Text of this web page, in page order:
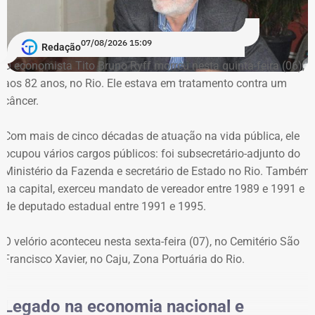
em CDB que somam R$ 79.784,67.
Na eleição municipal de 2024, o então candidato
declarou uma casa de R$ 2 milhões, um apartamento de
R$ 600 mil, um terreno de R$ 85 mil, um automóvel de R$
410 mil, além de recursos em poupança, contas correntes
Já em 2020, quando concorreu pela primeira vez ao
cargo de vereador e terminou como suplente pelo
Patriota, o patrimônio declarado era composto apenas
por R$ 48 mil em poupança e R$ 12 mil em conta
Redação07/08/2026 15:09
O economista Tito Bruno Ryff morreu nesta quinta-feira (06),
aos 82 anos, no Rio. Ele estava em tratamento contra um
câncer.
Com mais de cinco décadas de atuação na vida pública, ele
ocupou vários cargos públicos: foi subsecretário-adjunto do
Ministério da Fazenda e secretário de Estado no Rio. Também
na capital, exerceu mandato de vereador entre 1989 e 1991 e
de deputado estadual entre 1991 e 1995.
O velório aconteceu nesta sexta-feira (07), no Cemitério São
Francisco Xavier, no Caju, Zona Portuária do Rio.
Legado na economia nacional e